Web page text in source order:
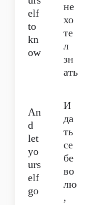
elf
to
kn
ow
не
хо
те
л
зн
ать
An
d
let
yo
urs
elf
go
И
да
ть
се
бе
во
лю
,